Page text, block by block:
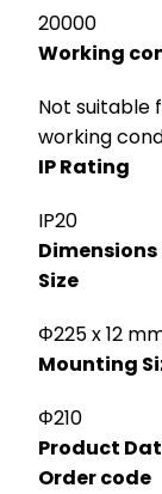
20000
Working
Not suitable
working
IP Rating
IP20
Dimensions
Size
Φ225 x 12
Mounting
Φ210
Product
Order code